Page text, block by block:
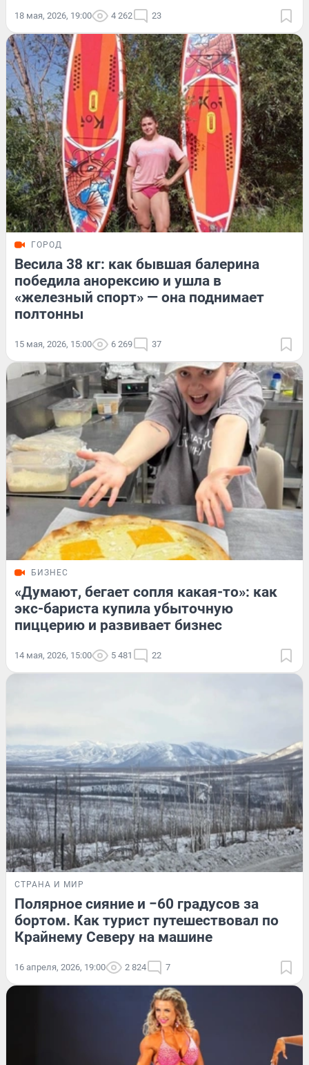
18 мая, 2026, 19:00 4 262 23
ГОРОД
Весила 38 кг: как бывшая балерина
победила анорексию и ушла в
«железный спорт» — она поднимает
полтонны
15 мая, 2026, 15:00 6 269 37
БИЗНЕС
«Думают, бегает сопля какая-то»: как
экс-бариста купила убыточную
пиццерию и развивает бизнес
14 мая, 2026, 15:00 5 481 22
СТРАНА И МИР
Полярное сияние и −60 градусов за
бортом. Как турист путешествовал по
Крайнему Северу на машине
16 апреля, 2026, 19:00 2 824 7